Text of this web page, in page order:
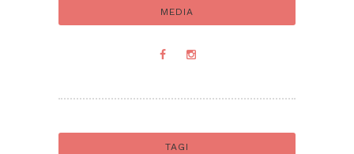
MEDIA
TAGI